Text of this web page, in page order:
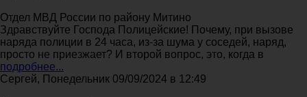
Отдел МВД России по району Митино
Здравствуйте Господа Полицейские! Почему, при вызове
наряда полиции в 24 часа, из-за шума у соседей, наряд,
просто не приезжает? И второй вопрос, это, когда в
подробнее...
Сергей, Понедельник 09/09/2024 в 12:49